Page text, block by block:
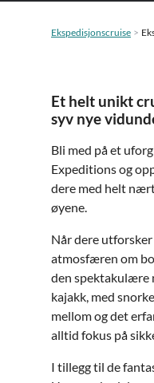
Ekspedisjonscruise
Et helt unikt
syv nye
Bli med på et
Expeditions og
dere med helt
øyene.
Når dere
atmosfæren om
den spektakulære
kajakk, med
mellom og det
alltid fokus på
I tillegg til de